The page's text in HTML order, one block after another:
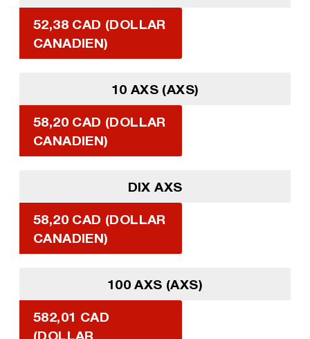
52,38 CAD (DOLLAR
CANADIEN)
10 AXS (AXS)
58,20 CAD (DOLLAR
CANADIEN)
DIX AXS
58,20 CAD (DOLLAR
CANADIEN)
100 AXS (AXS)
582,01 CAD
(DOLLAR